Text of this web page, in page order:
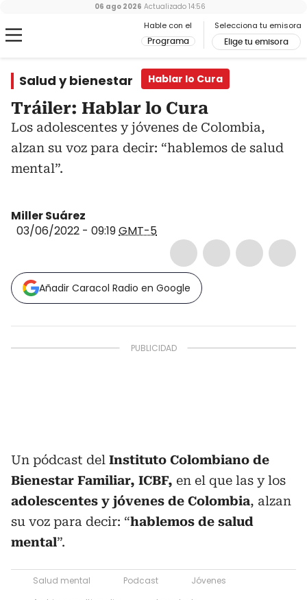
Hable con el
Programa
Selecciona tu emisora
Elige tu emisora
06 ago 2026 Actualizado 14:56
Salud y bienestar Hablar lo Cura
Tráiler: Hablar lo Cura
Los adolescentes y jóvenes de Colombia,
alzan su voz para decir: “hablemos de salud
mental”.
Miller Suárez
03/06/2022 - 09:19GMT-5
Añadir Caracol Radio en Google
Un pódcast del Instituto Colombiano de
Bienestar Familiar, ICBF, en el que las y los
adolescentes y jóvenes de Colombia, alzan
su voz para decir: “hablemos de salud
mental”.
Salud mental Podcast
Jóvenes